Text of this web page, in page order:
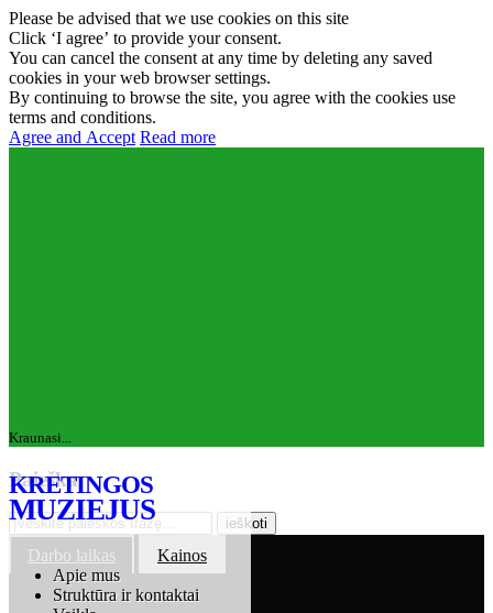
Please be advised that we use cookies on this site
Click ‘I agree’ to provide your consent.
You can cancel the consent at any time by deleting any saved
cookies in your web browser settings.
By continuing to browse the site, you agree with the cookies use
terms and conditions.
Agree and Accept Read more
Kraunasi...
KRETINGOS
MUZIEJUS
Apie mus
Struktūra ir kontaktai
Paieška
Darbo laikas Kainos